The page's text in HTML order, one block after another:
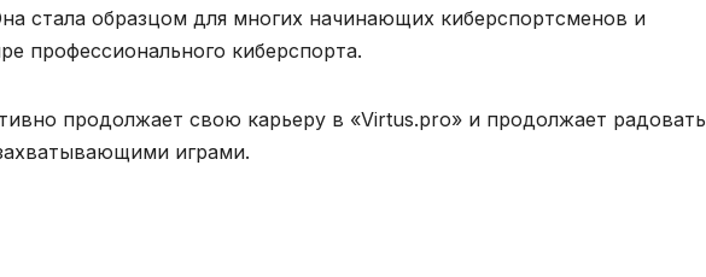
стала образцом для многих начинающих киберспортсменов и
профессионального киберспорта.
продолжает свою карьеру в «Virtus.pro» и продолжает радовать
играми.